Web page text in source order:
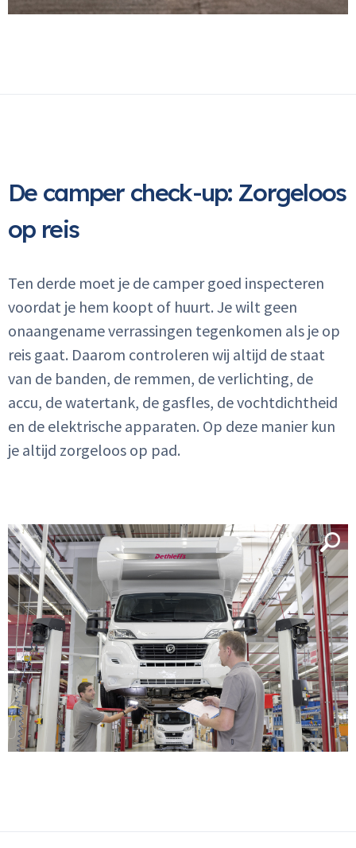
De camper check-up: Zorgeloos
op reis
Ten derde moet je de camper goed inspecteren
voordat je hem koopt of huurt. Je wilt geen
onaangename verrassingen tegenkomen als je op
reis gaat. Daarom controleren wij altijd de staat
van de banden, de remmen, de verlichting, de
accu, de watertank, de gasfles, de vochtdichtheid
en de elektrische apparaten. Op deze manier kun
je altijd zorgeloos op pad.
Wachtwoord Wachtwoord vergeten